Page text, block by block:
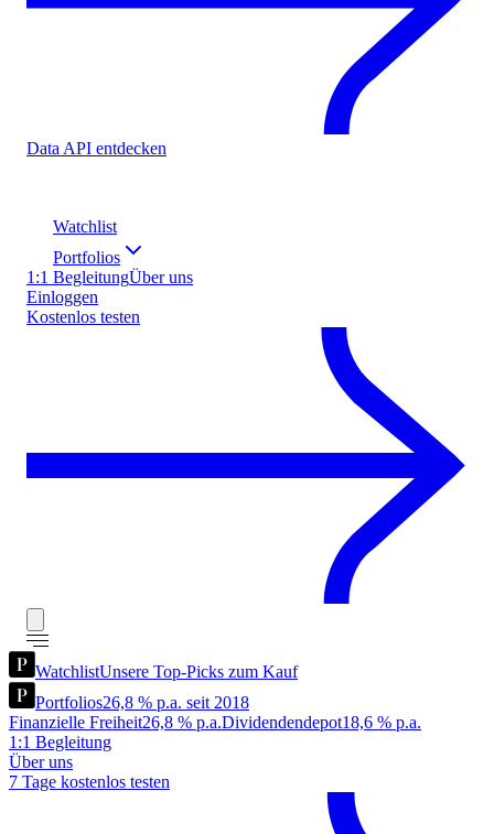
Data API entdecken
Watchlist
Portfolios
1:1 BegleitungÜber uns
Einloggen
Kostenlos testen
WatchlistUnsere Top-Picks zum Kauf
Portfolios26,8 % p.a. seit 2018
Finanzielle Freiheit26,8 % p.a.Dividendendepot18,6 % p.a.
1:1 Begleitung
Über uns
7 Tage kostenlos testen